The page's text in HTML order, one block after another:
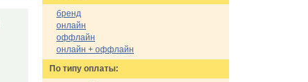
бренд
онлайн
оффлайн
онлайн + оффлайн
По типу оплаты: